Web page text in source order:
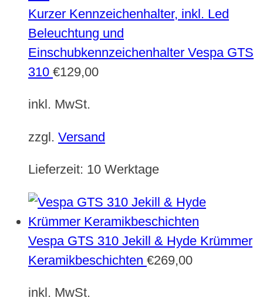
Kurzer Kennzeichenhalter, inkl. Led
Beleuchtung und
Einschubkennzeichenhalter Vespa GTS
310 €129,00
inkl. MwSt.
zzgl. Versand
Lieferzeit: 10 Werktage
Vespa GTS 310 Jekill & Hyde Krümmer
Keramikbeschichten €269,00
inkl. MwSt.